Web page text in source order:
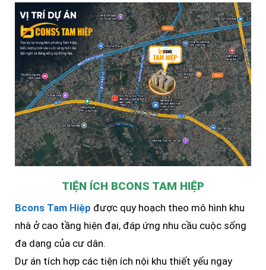
TIỆN ÍCH BCONS TAM HIỆP
Bcons Tam Hiệp được quy hoạch theo mô hình khu
nhà ở cao tầng hiện đại, đáp ứng nhu cầu cuộc sống
đa dạng của cư dân.
Dự án tích hợp các tiện ích nội khu thiết yếu ngay